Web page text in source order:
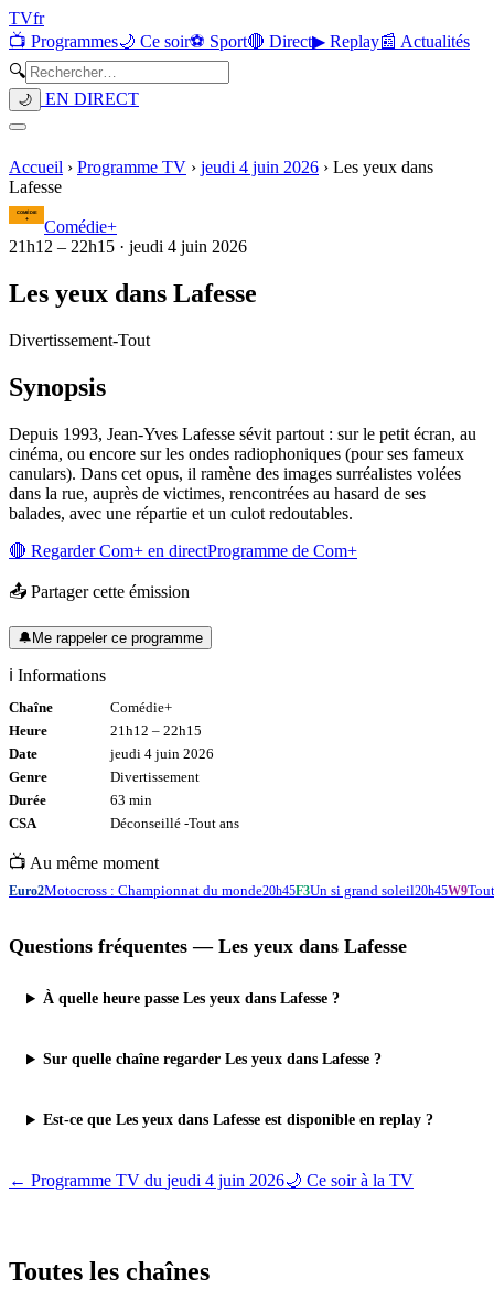
TVfr
📺 Programmes🌙 Ce soir⚽ Sport🔴 Direct▶ Replay📰 Actualités
🔍
🌙 EN DIRECT
Accueil › Programme TV › jeudi 4 juin 2026 › Les yeux dans
Lafesse
Comédie+
21h12 – 22h15 · jeudi 4 juin 2026
Les yeux dans Lafesse
Divertissement-Tout
Synopsis
Depuis 1993, Jean-Yves Lafesse sévit partout : sur le petit écran, au
cinéma, ou encore sur les ondes radiophoniques (pour ses fameux
canulars). Dans cet opus, il ramène des images surréalistes volées
dans la rue, auprès de victimes, rencontrées au hasard de ses
balades, avec une répartie et un culot redoutables.
🔴 RegarderCom+ en directProgramme de Com+
📤 Partager cette émission
🔔Me rappeler ce programme
ℹ️ Informations
Chaîne
Comédie+
Heure
21h12 – 22h15
Date
jeudi 4 juin 2026
Genre
Divertissement
Durée
63 min
CSA
Déconseillé -Tout ans
📺 Au même moment
Euro2Motocross : Championnat du monde20h45F3Un si grand soleil20h45W9
Questions fréquentes — Les yeux dans Lafesse
À quelle heure passe Les yeux dans Lafesse ?
Sur quelle chaîne regarder Les yeux dans Lafesse ?
Est-ce que Les yeux dans Lafesse est disponible en replay ?
← Programme TV du jeudi 4 juin 2026🌙 Ce soir à la TV
Toutes les chaînes